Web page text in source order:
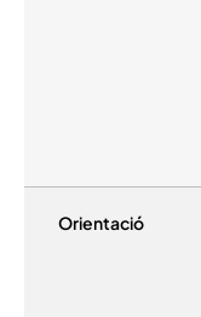
Orientació